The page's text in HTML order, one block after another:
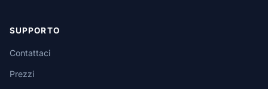
SUPPORTO
Contattaci
Prezzi